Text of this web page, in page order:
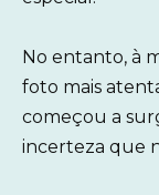
No entanto, à
foto mais
começou a
incerteza que